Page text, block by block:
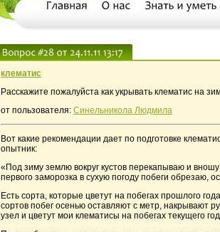
клематис
Расскажите пожалуйста как укрывать клематис на
от пользователя: Синельникола Людмила
Вот какие рекомендации дает по подготовке
опытник:
«Под зиму землю вокруг кустов перекапываю и
первого заморозка в сухую погоду побеги обрезаю,
Есть сорта, которые цветут на побегах прошлого
сортов побег осенью оставляют с метр, накрывают
узел и цветут мои клематисы на побегах текущего